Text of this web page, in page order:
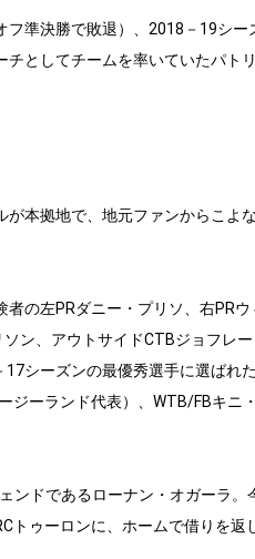
準決勝で敗退）、2018－19シ
としてチームを率いていたパト
本拠地で、地元ファンからこよ
の左PRダニー・プリソ、右PR
ン、アウトサイドCTBジョフレ
シーズンの最優秀選手に選ばれ
ジーランド代表）、WTB/FBキニ
ンドであるローナン・オガーラ
ゥーロンに、ホームで借りを返